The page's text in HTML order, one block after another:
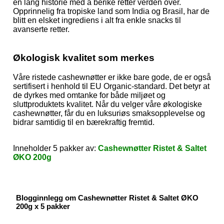
en lang historie med å berike retter verden over.
Opprinnelig fra tropiske land som India og Brasil, har de
blitt en elsket ingrediens i alt fra enkle snacks til
avanserte retter.
Økologisk kvalitet som merkes
Våre ristede cashewnøtter er ikke bare gode, de er også
sertifisert i henhold til EU Organic-standard. Det betyr at
de dyrkes med omtanke for både miljøet og
sluttproduktets kvalitet. Når du velger våre økologiske
cashewnøtter, får du en luksuriøs smaksopplevelse og
bidrar samtidig til en bærekraftig fremtid.
Inneholder 5 pakker av: Cashewnøtter Ristet & Saltet
ØKO 200g
Blogginnlegg om Cashewnøtter Ristet & Saltet ØKO
200g x 5 pakker